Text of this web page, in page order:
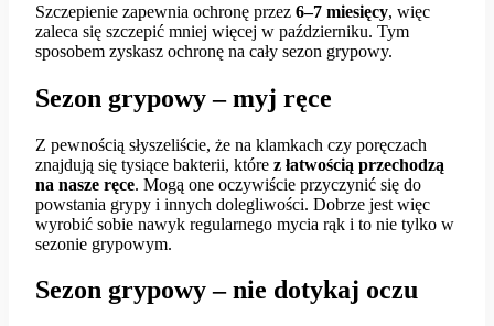
Szczepienie zapewnia ochronę przez 6–7 miesięcy, więc
zaleca się szczepić mniej więcej w październiku. Tym
sposobem zyskasz ochronę na cały sezon grypowy.
Sezon grypowy – myj ręce
Z pewnością słyszeliście, że na klamkach czy poręczach
znajdują się tysiące bakterii, które z łatwością przechodzą
na nasze ręce. Mogą one oczywiście przyczynić się do
powstania grypy i innych dolegliwości. Dobrze jest więc
wyrobić sobie nawyk regularnego mycia rąk i to nie tylko w
sezonie grypowym.
Sezon grypowy – nie dotykaj oczu